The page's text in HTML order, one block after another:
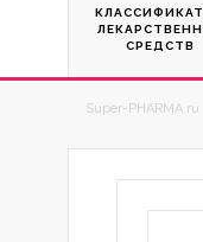
СРЕДСТВ
Super-PHARMA.ru